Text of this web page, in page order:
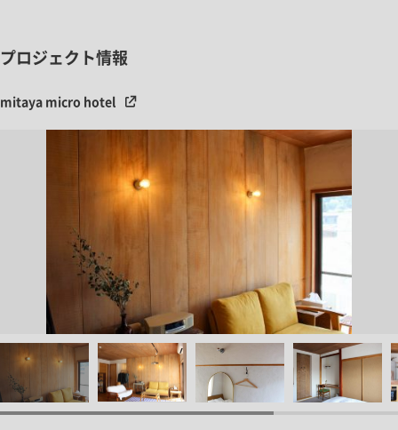
プロジェクト情報
mitaya micro hotel